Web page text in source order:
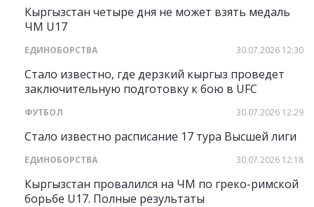
Кыргызстан четыре дня не может взять медаль
ЧМ U17
ЕДИНОБОРСТВА 30.07.2026 12:30
Стало известно, где дерзкий кыргыз проведет
заключительную подготовку к бою в UFC
ФУТБОЛ 30.07.2026 12:29
Стало известно расписание 17 тура Высшей лиги
ЕДИНОБОРСТВА 30.07.2026 12:18
Кыргызстан провалился на ЧМ по греко-римской
борьбе U17. Полные результаты